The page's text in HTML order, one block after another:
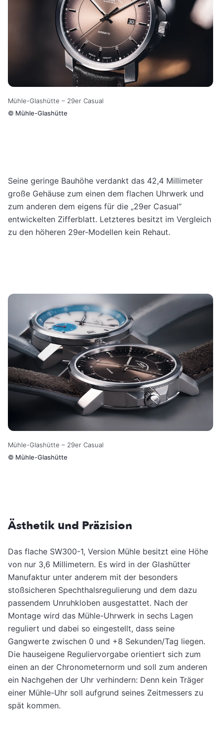
Mühle-Glashütte – 29er Casual
© Mühle-Glashütte
Seine geringe Bauhöhe verdankt das 42,4 Millimeter
große Gehäuse zum einen dem flachen Uhrwerk und
zum anderen dem eigens für die „29er Casual“
entwickelten Zifferblatt. Letzteres besitzt im Vergleich
zu den höheren 29er-Modellen kein Rehaut.
Mühle-Glashütte – 29er Casual
© Mühle-Glashütte
Ästhetik und Präzision
Das flache SW300-1, Version Mühle besitzt eine Höhe
von nur 3,6 Millimetern. Es wird in der Glashütter
Manufaktur unter anderem mit der besonders
stoßsicheren Spechthalsregulierung und dem dazu
passendem Unruhkloben ausgestattet. Nach der
Montage wird das Mühle-Uhrwerk in sechs Lagen
reguliert und dabei so eingestellt, dass seine
Gangwerte zwischen 0 und +8 Sekunden/Tag liegen.
Die hauseigene Reguliervorgabe orientiert sich zum
einen an der Chronometernorm und soll zum anderen
ein Nachgehen der Uhr verhindern: Denn kein Träger
einer Mühle-Uhr soll aufgrund seines Zeitmessers zu
spät kommen.